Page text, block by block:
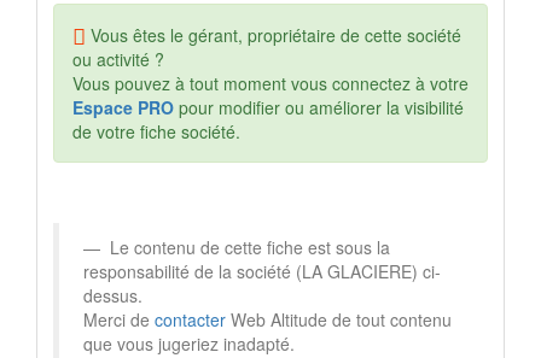
Vous êtes le gérant, propriétaire de cette société
ou activité ?
Vous pouvez à tout moment vous connectez à votre
Espace PRO pour modifier ou améliorer la visibilité
de votre fiche société.
Le contenu de cette fiche est sous la
responsabilité de la société (LA GLACIERE) ci-
dessus.
Merci de contacter Web Altitude de tout contenu
que vous jugeriez inadapté.